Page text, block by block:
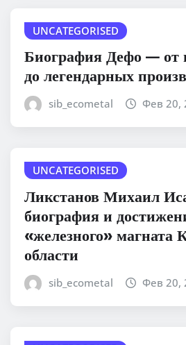
UNCATEGORISED
Биография Дефо — от
до легендарных
sib_ecometal Фев 20,
UNCATEGORISED
Ликстанов Михаил
биография и
«железного» магната
области
sib_ecometal Фев 20,